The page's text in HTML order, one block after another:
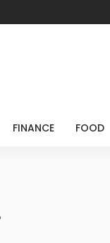
FINANCE FOOD